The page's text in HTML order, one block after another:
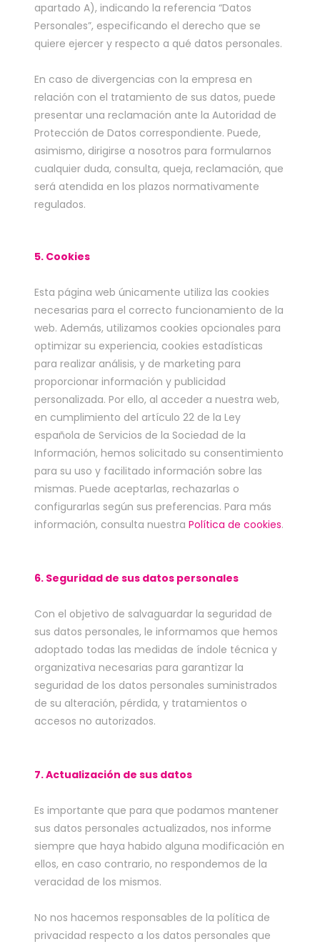
apartado A), indicando la referencia “Datos
Personales”, especificando el derecho que se
quiere ejercer y respecto a qué datos personales.
En caso de divergencias con la empresa en
relación con el tratamiento de sus datos, puede
presentar una reclamación ante la Autoridad de
Protección de Datos correspondiente. Puede,
asimismo, dirigirse a nosotros para formularnos
cualquier duda, consulta, queja, reclamación, que
será atendida en los plazos normativamente
regulados.
5. Cookies
Esta página web únicamente utiliza las cookies
necesarias para el correcto funcionamiento de la
web. Además, utilizamos cookies opcionales para
optimizar su experiencia, cookies estadísticas
para realizar análisis, y de marketing para
proporcionar información y publicidad
personalizada. Por ello, al acceder a nuestra web,
en cumplimiento del artículo 22 de la Ley
española de Servicios de la Sociedad de la
Información, hemos solicitado su consentimiento
para su uso y facilitado información sobre las
mismas. Puede aceptarlas, rechazarlas o
configurarlas según sus preferencias. Para más
información, consulta nuestra Política de cookies.
6. Seguridad de sus datos personales
Con el objetivo de salvaguardar la seguridad de
sus datos personales, le informamos que hemos
adoptado todas las medidas de índole técnica y
organizativa necesarias para garantizar la
seguridad de los datos personales suministrados
de su alteración, pérdida, y tratamientos o
accesos no autorizados.
7. Actualización de sus datos
Es importante que para que podamos mantener
sus datos personales actualizados, nos informe
siempre que haya habido alguna modificación en
ellos, en caso contrario, no respondemos de la
veracidad de los mismos.
No nos hacemos responsables de la política de
privacidad respecto a los datos personales que